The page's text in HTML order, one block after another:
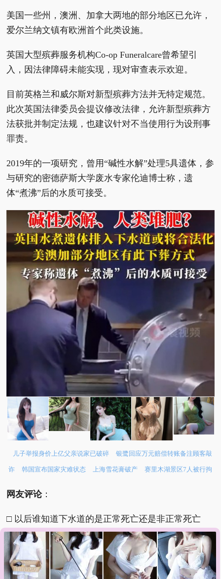
美国一些州，澳洲、加拿大两地的部分地区已允许，
爱尔兰纳文镇有欧洲首个此类设施。
英国大型殡葬服务机构Co-op Funeralcare曾希望引
入，因法律障碍未能实现，现对审查表示欢迎。
目前英格兰和威尔斯对新型殡葬方法并无特定规范。
此次英国法律委员会提议修改法律，允许新型殡葬方
法获批并制定法规，也建议针对不当使用行为设刑事
罪责。
2019年的一项研究，曾用“碱性水解”处理5具遗体，参
与研究的密德萨斯大学废水专家伦迪博士称，遗
体“煮沸”后的水质可接受。
儿子举报身价上亿父亲说家已破碎 银鹭回应万元赔偿转账备注顾客敲
诈 韩国宣布国家灾难状态 上海雪花膏破产 赛里木湖景区7人被行拘
网友评论：
□ 以后谁知道下水道的是正常死亡还是非正常死亡
的。
□ 人生的尽头是下水道吗？还挺别致的。